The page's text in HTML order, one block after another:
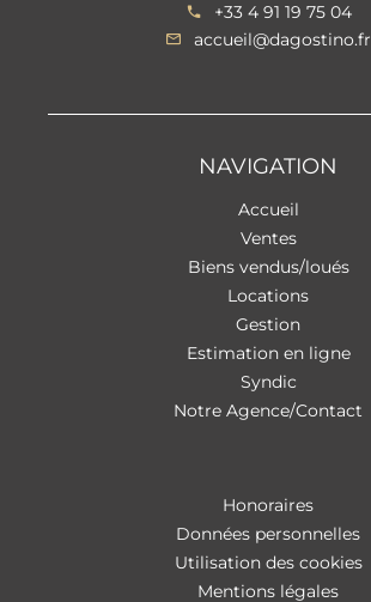
+33 4 91 19 75 04
accueil@dagostino.fr
NAVIGATION
Accueil
Ventes
Biens vendus/loués
Locations
Gestion
Estimation en ligne
Syndic
Notre Agence/Contact
Honoraires
Données personnelles
Utilisation des cookies
Mentions légales